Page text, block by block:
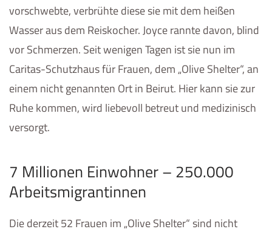
vorschwebte, verbrühte diese sie mit dem heißen
Wasser aus dem Reiskocher. Joyce rannte davon, blind
vor Schmerzen. Seit wenigen Tagen ist sie nun im
Caritas-Schutzhaus für Frauen, dem „Olive Shelter“, an
einem nicht genannten Ort in Beirut. Hier kann sie zur
Ruhe kommen, wird liebevoll betreut und medizinisch
versorgt.
7 Millionen Einwohner– 250.000
Arbeitsmigrantinnen
Die derzeit 52 Frauen im „Olive Shelter“ sind nicht